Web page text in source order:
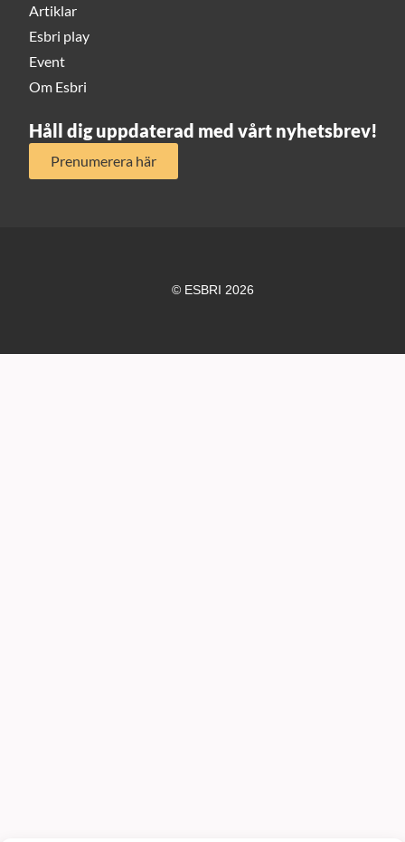
Artiklar
Esbri play
Event
Om Esbri
Håll dig uppdaterad med vårt nyhetsbrev!
Prenumerera här
© ESBRI 2026